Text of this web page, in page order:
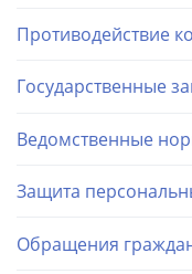
Противодействие
Государственные
Ведомственные
Защита
Обращения